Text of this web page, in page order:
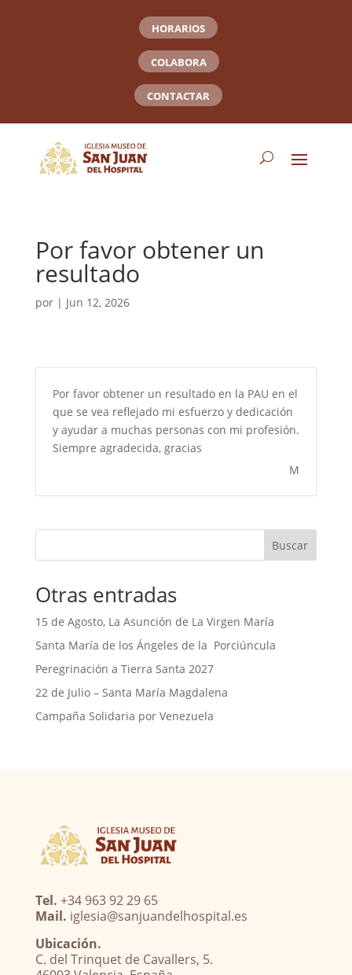
HORARIOS
COLABORA
CONTACTAR
Por favor obtener un
resultado
por | Jun 12, 2026
Por favor obtener un resultado en la PAU en el
que se vea reflejado mi esfuerzo y dedicación
y ayudar a muchas personas con mi profesión.
Siempre agradecida, gracias
M
Buscar
Otras entradas
15 de Agosto, La Asunción de La Virgen María
Santa María de los Ángeles de la Porciúncula
Peregrinación a Tierra Santa 2027
22 de Julio – Santa María Magdalena
Campaña Solidaria por Venezuela
Tel. +34 963 92 29 65
Mail. iglesia@sanjuandelhospital.es
Ubicación.
C. del Trinquet de Cavallers, 5.